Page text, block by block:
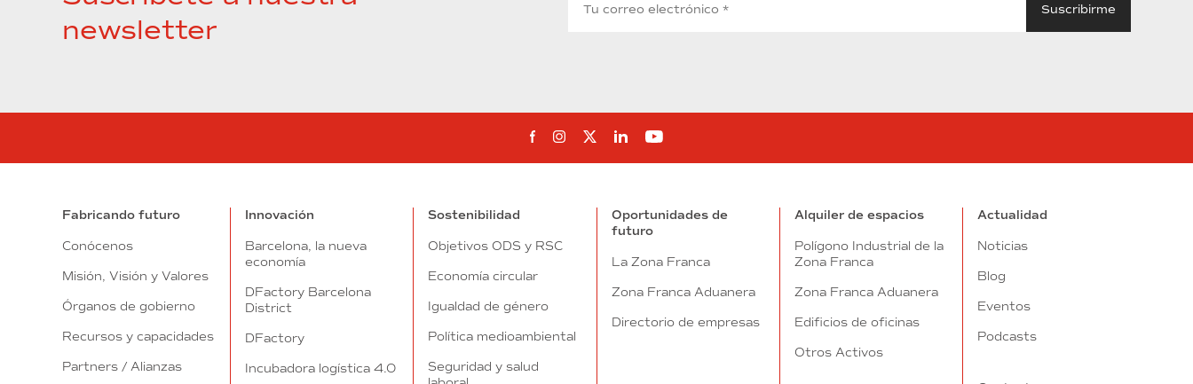
newsletter
Síguenos en Facebook
Síguenos en Instagram
Síguenos en Twitter
Síguenos en Linkedin
Síguenos en Youtube
Fabricando futuro
Conócenos
Misión, Visión y Valores
Órganos de gobierno
Recursos y capacidades
Partners / Alianzas
Innovación
Barcelona, la nueva
economía
DFactory Barcelona
District
DFactory
Incubadora logística 4.0
Sostenibilidad
Objetivos ODS y RSC
Economía circular
Igualdad de género
Política medioambiental
Seguridad y salud
Oportunidades de
futuro
La Zona Franca
Zona Franca Aduanera
Directorio de empresas
Alquiler de espacios
Polígono Industrial de la
Zona Franca
Zona Franca Aduanera
Edificios de oficinas
Otros Activos
Actualidad
Noticias
Blog
Eventos
Podcasts